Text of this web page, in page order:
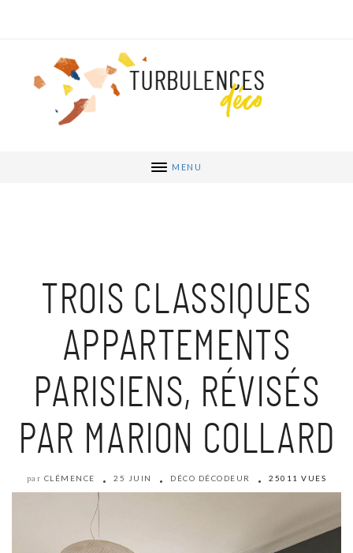
MENU
TROIS CLASSIQUES
APPARTEMENTS
PARISIENS, RÉVISÉS
PAR MARION COLLARD
par CLÉMENCE 25 JUIN DÉCO DÉCODEUR 25011 VUES